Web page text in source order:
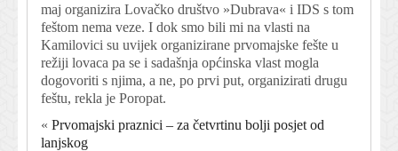
maj organizira Lovačko društvo »Dubrava« i IDS s tom
feštom nema veze. I dok smo bili mi na vlasti na
Kamilovici su uvijek organizirane prvomajske fešte u
režiji lovaca pa se i sadašnja općinska vlast mogla
dogovoriti s njima, a ne, po prvi put, organizirati drugu
feštu, rekla je Poropat.
« Prvomajski praznici – za četvrtinu bolji posjet od
lanjskog